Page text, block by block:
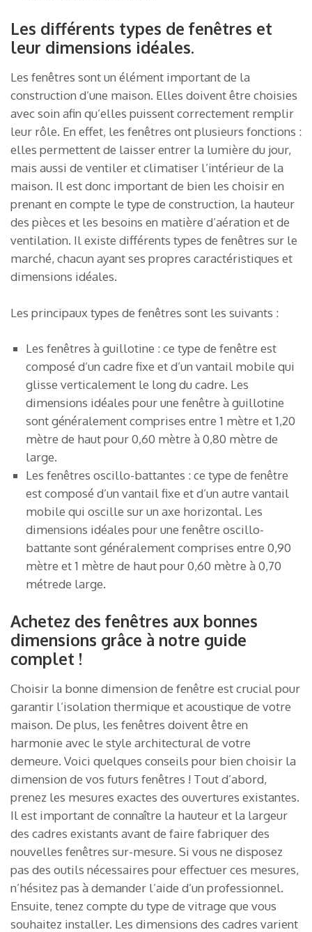
Les différents types de fenêtres et
leur dimensions idéales.
Les fenêtres sont un élément important de la
construction d’une maison. Elles doivent être choisies
avec soin afin qu’elles puissent correctement remplir
leur rôle. En effet, les fenêtres ont plusieurs fonctions :
elles permettent de laisser entrer la lumière du jour,
mais aussi de ventiler et climatiser l’intérieur de la
maison. Il est donc important de bien les choisir en
prenant en compte le type de construction, la hauteur
des pièces et les besoins en matière d’aération et de
ventilation. Il existe différents types de fenêtres sur le
marché, chacun ayant ses propres caractéristiques et
dimensions idéales.
Les principaux types de fenêtres sont les suivants :
Les fenêtres à guillotine : ce type de fenêtre est
composé d’un cadre fixe et d’un vantail mobile qui
glisse verticalement le long du cadre. Les
dimensions idéales pour une fenêtre à guillotine
sont généralement comprises entre 1 mètre et 1,20
mètre de haut pour 0,60 mètre à 0,80 mètre de
large.
Les fenêtres oscillo-battantes : ce type de fenêtre
est composé d’un vantail fixe et d’un autre vantail
mobile qui oscille sur un axe horizontal. Les
dimensions idéales pour une fenêtre oscillo-
battante sont généralement comprises entre 0,90
mètre et 1 mètre de haut pour 0,60 mètre à 0,70
métrede large.
Achetez des fenêtres aux bonnes
dimensions grâce à notre guide
complet !
Choisir la bonne dimension de fenêtre est crucial pour
garantir l’isolation thermique et acoustique de votre
maison. De plus, les fenêtres doivent être en
harmonie avec le style architectural de votre
demeure. Voici quelques conseils pour bien choisir la
dimension de vos futurs fenêtres ! Tout d’abord,
prenez les mesures exactes des ouvertures existantes.
Il est important de connaître la hauteur et la largeur
des cadres existants avant de faire fabriquer des
nouvelles fenêtres sur-mesure. Si vous ne disposez
pas des outils nécessaires pour effectuer ces mesures,
n’hésitez pas à demander l’aide d’un professionnel.
Ensuite, tenez compte du type de vitrage que vous
souhaitez installer. Les dimensions des cadres varient